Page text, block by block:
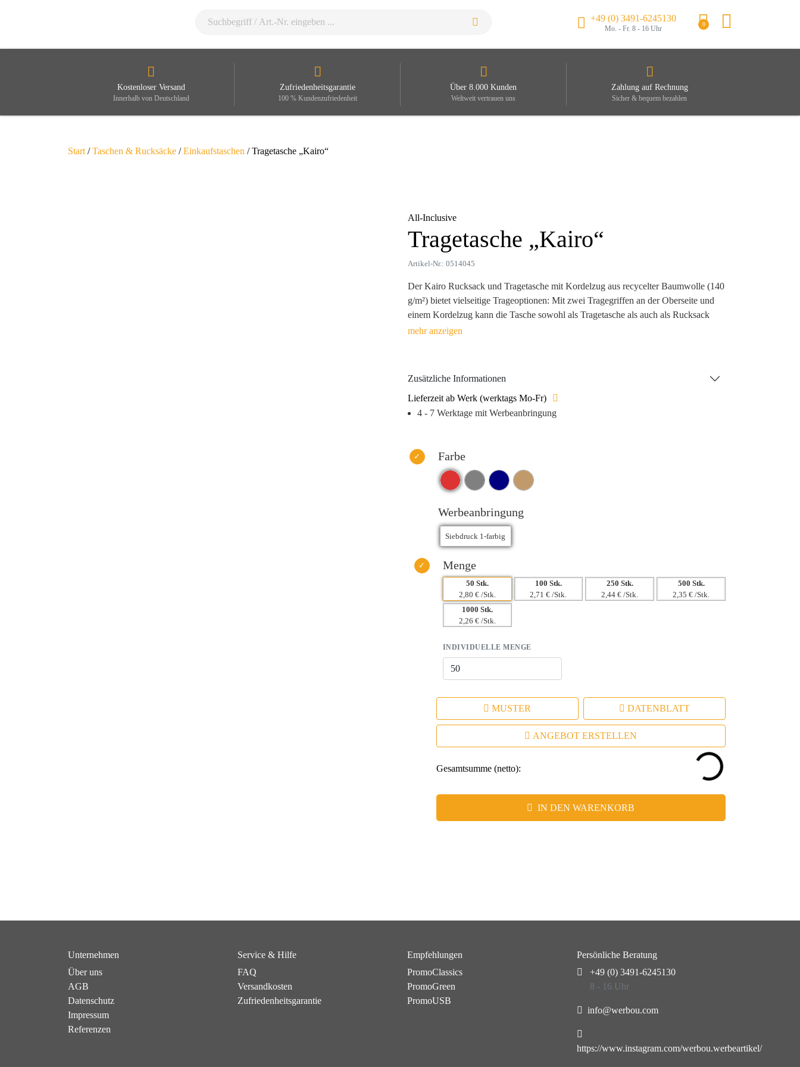
+49 (0) 3491-6245130
Mo. - Fr. 8 - 16 Uhr
0
Kostenloser Versand
Innerhalb von Deutschland
Zufriedenheitsgarantie
100 % Kundenzufriedenheit
Über 8.000 Kunden
Weltweit vertrauen uns
Zahlung auf Rechnung
Sicher & bequem bezahlen
Start /Taschen & Rucksäcke /Einkaufstaschen / Tragetasche „Kairo“
All-Inclusive
Tragetasche „Kairo“
Artikel-Nr.: 0514045
Der Kairo Rucksack und Tragetasche mit Kordelzug aus recycelter Baumwolle (140
g/m²) bietet vielseitige Trageoptionen: Mit zwei Tragegriffen an der Oberseite und
einem Kordelzug kann die Tasche sowohl als Tragetasche als auch als Rucksack
genutzt werden. Sie besteht zu 55 % aus recycelter und zu 45 % aus neuer
Zusätzliche Informationen
Lieferzeit ab Werk (werktags Mo-Fr)
4 - 7 Werktage mit Werbeanbringung
Farbe
Werbeanbringung
Menge
50 Stk.
2,80 € /Stk.
100 Stk.
2,71 € /Stk.
250 Stk.
2,44 € /Stk.
500 Stk.
2,35 € /Stk.
1000 Stk.
2,26 € /Stk.
INDIVIDUELLE MENGE
MUSTER DATENBLATT
ANGEBOT ERSTELLEN
Gesamtsumme (netto):
IN DEN WARENKORB
Unternehmen
Über uns
AGB
Datenschutz
Impressum
Referenzen
Service & Hilfe
FAQ
Versandkosten
Zufriedenheitsgarantie
Empfehlungen
PromoClassics
PromoGreen
PromoUSB
Persönliche Beratung
+49 (0) 3491-6245130
8 - 16 Uhr
info@werbou.com
https://www.instagram.com/werbou.werbeartikel/